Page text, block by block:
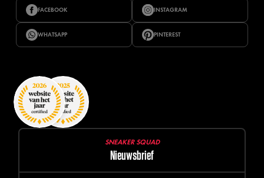
FACEBOOK INSTAGRAM
WHATSAPP PINTEREST
SNEAKER SQUAD
Nieuwsbrief